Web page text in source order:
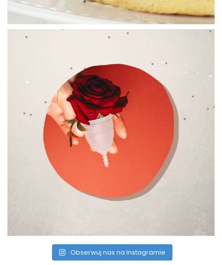
Obserwuj nas na Instagramie